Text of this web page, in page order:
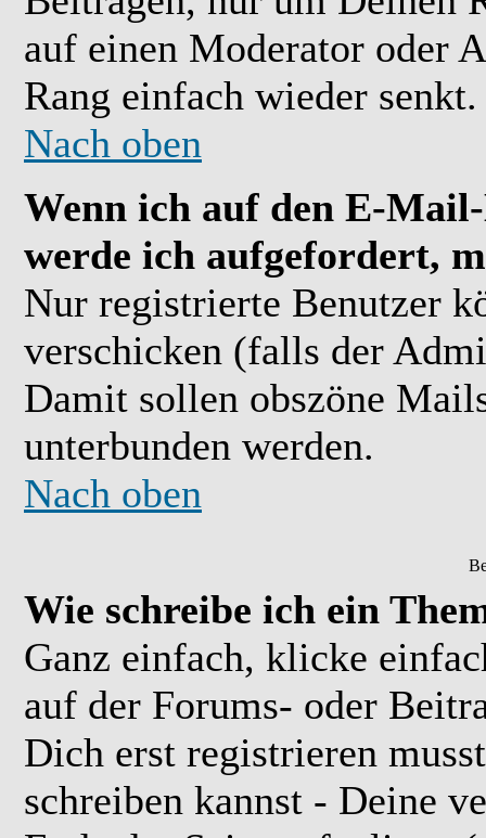
auf einen Moderator oder
Rang einfach wieder senkt.
Nach oben
Wenn ich auf den E-
werde ich aufgefordert,
Nur registrierte Benutzer
verschicken (falls der
Damit sollen obszöne
unterbunden werden.
Nach oben
Wie schreibe ich ein
Ganz einfach, klicke
auf der Forums- oder
Dich erst registrieren
schreiben kannst - Deine